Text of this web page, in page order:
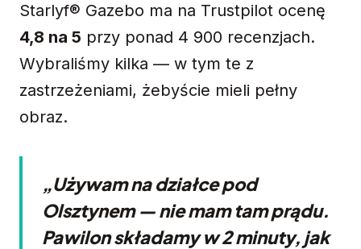
Starlyf® Gazebo ma na Trustpilot ocenę
4,8 na 5 przy ponad 4 900 recenzjach.
Wybraliśmy kilka — w tym te z
zastrzeżeniami, żebyście mieli pełny
obraz.
„Używam na działce pod
Olsztynem — nie mam tam prądu.
Pawilon składamy w 2 minuty, jak